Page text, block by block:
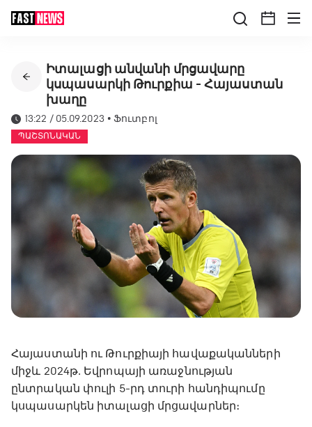
Իտալացի անվանի մրցավարը
կսպասարկի Թուրքիա - Հայաստան
խաղը
13:22 / 05.09.2023 •Ֆուտբոլ
ՊԱՇՏՈՆԱԿԱՆ
Հայաստանի ու Թուրքիայի հավաքականների
միջև 2024թ․ Եվրոպայի առաջնության
ընտրական փուլի 5-րդ տուրի հանդիպումը
կսպասարկեն իտալացի մրցավարներ։